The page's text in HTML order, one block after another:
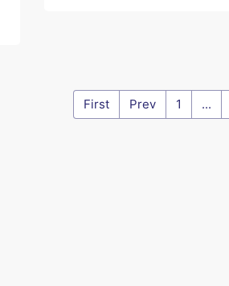
First Prev 1 ...